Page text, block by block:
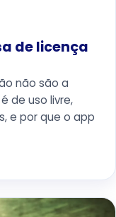
de licença
não são a
de uso livre,
e por que o app